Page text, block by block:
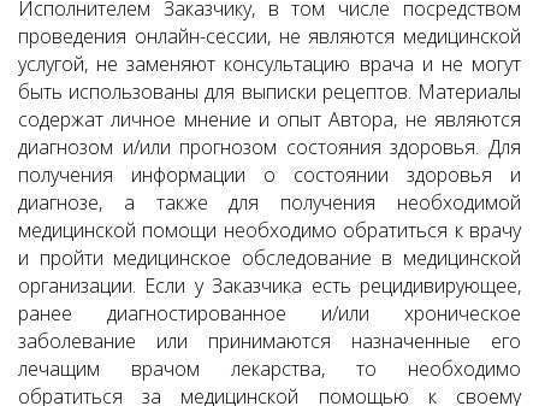
Исполнителем Заказчику, в том числе посредством
проведения онлайн-сессии, не являются медицинской
услугой, не заменяют консультацию врача и не могут
быть использованы для выписки рецептов. Материалы
содержат личное мнение и опыт Автора, не являются
диагнозом и/или прогнозом состояния здоровья. Для
получения информации о состоянии здоровья и
диагнозе, а также для получения необходимой
медицинской помощи необходимо обратиться к врачу
и пройти медицинское обследование в медицинской
организации. Если у Заказчика есть рецидивирующее,
ранее диагностированное и/или хроническое
заболевание или принимаются назначенные его
лечащим врачом лекарства, то необходимо
обратиться за медицинской помощью к своему